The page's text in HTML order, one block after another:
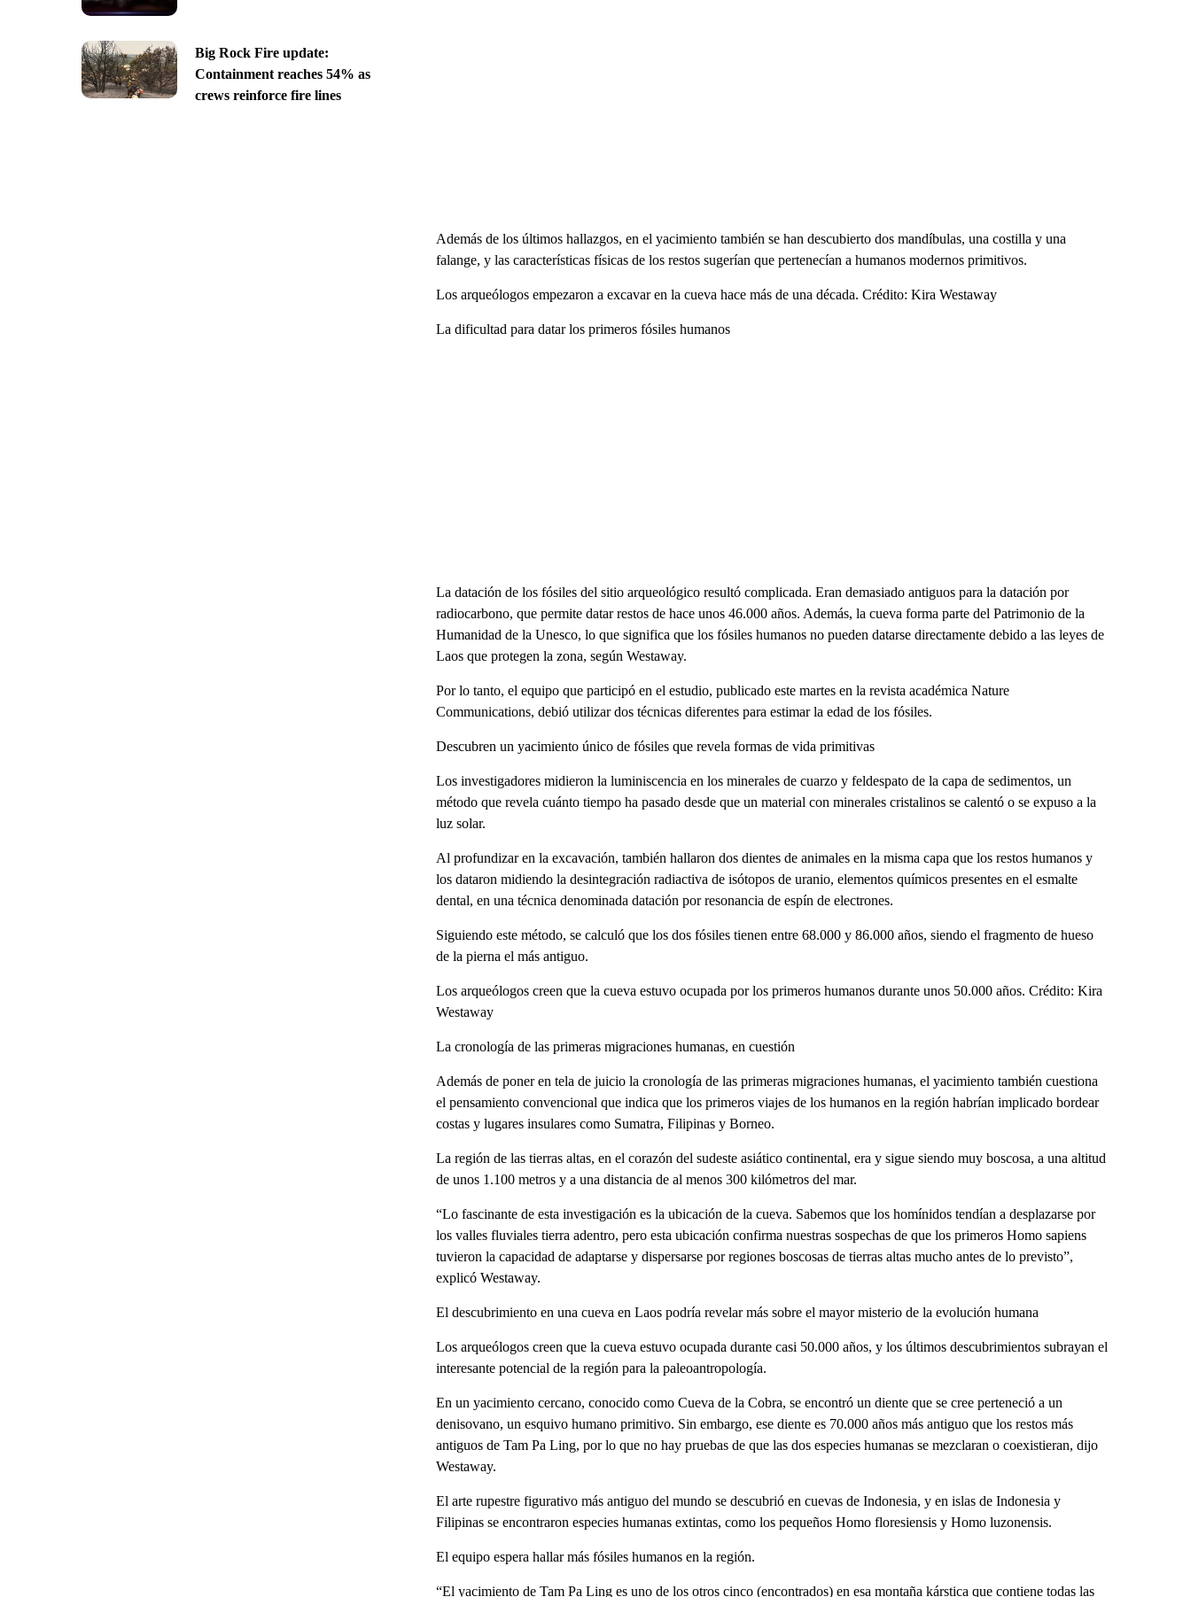
Big Rock Fire update:
Containment reaches 54% as
crews reinforce fire lines
Además de los últimos hallazgos, en el yacimiento también se han descubierto dos mandíbulas, una costilla y una
falange, y las características físicas de los restos sugerían que pertenecían a humanos modernos primitivos.
Los arqueólogos empezaron a excavar en la cueva hace más de una década. Crédito: Kira Westaway
La dificultad para datar los primeros fósiles humanos
La datación de los fósiles del sitio arqueológico resultó complicada. Eran demasiado antiguos para la datación por
radiocarbono, que permite datar restos de hace unos 46.000 años. Además, la cueva forma parte del Patrimonio de la
Humanidad de la Unesco, lo que significa que los fósiles humanos no pueden datarse directamente debido a las leyes de
Laos que protegen la zona, según Westaway.
Por lo tanto, el equipo que participó en el estudio, publicado este martes en la revista académica Nature
Communications, debió utilizar dos técnicas diferentes para estimar la edad de los fósiles.
Descubren un yacimiento único de fósiles que revela formas de vida primitivas
Los investigadores midieron la luminiscencia en los minerales de cuarzo y feldespato de la capa de sedimentos, un
método que revela cuánto tiempo ha pasado desde que un material con minerales cristalinos se calentó o se expuso a la
luz solar.
Al profundizar en la excavación, también hallaron dos dientes de animales en la misma capa que los restos humanos y
los dataron midiendo la desintegración radiactiva de isótopos de uranio, elementos químicos presentes en el esmalte
dental, en una técnica denominada datación por resonancia de espín de electrones.
Siguiendo este método, se calculó que los dos fósiles tienen entre 68.000 y 86.000 años, siendo el fragmento de hueso
de la pierna el más antiguo.
Los arqueólogos creen que la cueva estuvo ocupada por los primeros humanos durante unos 50.000 años. Crédito: Kira
Westaway
La cronología de las primeras migraciones humanas, en cuestión
Además de poner en tela de juicio la cronología de las primeras migraciones humanas, el yacimiento también cuestiona
el pensamiento convencional que indica que los primeros viajes de los humanos en la región habrían implicado bordear
costas y lugares insulares como Sumatra, Filipinas y Borneo.
La región de las tierras altas, en el corazón del sudeste asiático continental, era y sigue siendo muy boscosa, a una altitud
de unos 1.100 metros y a una distancia de al menos 300 kilómetros del mar.
“Lo fascinante de esta investigación es la ubicación de la cueva. Sabemos que los homínidos tendían a desplazarse por
los valles fluviales tierra adentro, pero esta ubicación confirma nuestras sospechas de que los primeros Homo sapiens
tuvieron la capacidad de adaptarse y dispersarse por regiones boscosas de tierras altas mucho antes de lo previsto”,
explicó Westaway.
El descubrimiento en una cueva en Laos podría revelar más sobre el mayor misterio de la evolución humana
Los arqueólogos creen que la cueva estuvo ocupada durante casi 50.000 años, y los últimos descubrimientos subrayan el
interesante potencial de la región para la paleoantropología.
En un yacimiento cercano, conocido como Cueva de la Cobra, se encontró un diente que se cree perteneció a un
denisovano, un esquivo humano primitivo. Sin embargo, ese diente es 70.000 años más antiguo que los restos más
antiguos de Tam Pa Ling, por lo que no hay pruebas de que las dos especies humanas se mezclaran o coexistieran, dijo
Westaway.
El arte rupestre figurativo más antiguo del mundo se descubrió en cuevas de Indonesia, y en islas de Indonesia y
Filipinas se encontraron especies humanas extintas, como los pequeños Homo floresiensis y Homo luzonensis.
El equipo espera hallar más fósiles humanos en la región.
“El yacimiento de Tam Pa Ling es uno de los otros cinco (encontrados) en esa montaña kárstica que contiene todas las